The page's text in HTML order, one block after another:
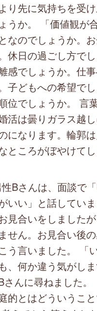
り先に気持ちを受
うか。 「価値観が
なのでしょうか。
休日の過ごし方でし
感でしょうか。仕
子どもへの希望でし
位でしょうか。 言
活は曇りガラス越
になります。輪郭
ところがぼやけて
Bさんは、面談で「
いい」と話していま
見合いをしました
せん。お見合い後
う言いました。 「
、何か違う気がし
さんに尋ねました。
的とはどういうこ